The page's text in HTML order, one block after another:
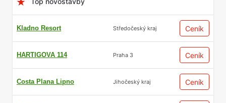
Kladno Resort Středočeský kraj Ceník
HARTIGOVA 114 Praha 3 Ceník
Costa Plana Lipno Jihočeský kraj Ceník